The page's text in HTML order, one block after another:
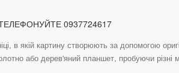
0937724617
в якій картину створюють за допомогою
або дерев'яний планшет, пробуючи різні